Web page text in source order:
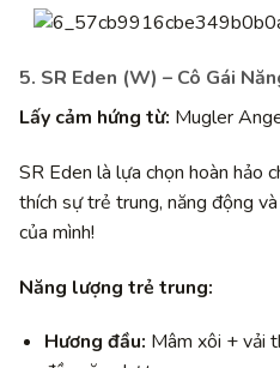
5. SR Eden (W) – Cô Gái
Lấy cảm hứng từ: Mugler
SR Eden là lựa chọn hoàn hảo
thích sự trẻ trung, năng động
của mình!
Năng lượng trẻ trung:
Hương đầu: Mâm xôi + vải